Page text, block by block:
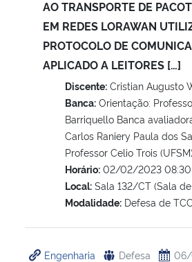
AO TRANSPORTE DE
EM REDES LORAWAN
PROTOCOLO DE
APLICADO A LEITORES […]
Discente: Cristian Augusto
Banca: Orientação:
Barriquello Banca
Carlos Raniery Paula dos
Professor Celio Trois (UFSM)
Horário: 02/02/2023 08:30
Local: Sala 132/CT (Sala
Modalidade: Defesa de TCC
Engenharia Defesa